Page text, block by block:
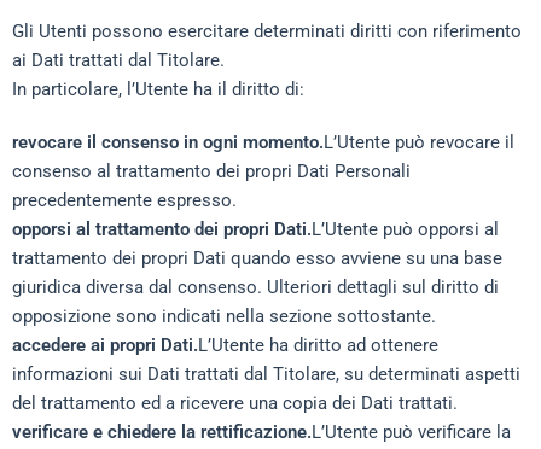
Gli Utenti possono esercitare determinati diritti con riferimento
ai Dati trattati dal Titolare.
In particolare, l’Utente ha il diritto di:
revocare il consenso in ogni momento.L’Utente può revocare il
consenso al trattamento dei propri Dati Personali
precedentemente espresso.
opporsi al trattamento dei propri Dati.L’Utente può opporsi al
trattamento dei propri Dati quando esso avviene su una base
giuridica diversa dal consenso. Ulteriori dettagli sul diritto di
opposizione sono indicati nella sezione sottostante.
accedere ai propri Dati.L’Utente ha diritto ad ottenere
informazioni sui Dati trattati dal Titolare, su determinati aspetti
del trattamento ed a ricevere una copia dei Dati trattati.
verificare e chiedere la rettificazione.L’Utente può verificare la